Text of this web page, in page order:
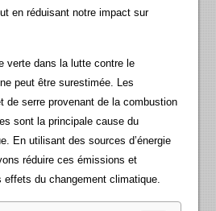
en réduisant notre impact sur
verte dans la lutte contre le
peut être surestimée. Les
de serre provenant de la combustion
sont la principale cause du
En utilisant des sources d’énergie
réduire ces émissions et
du changement climatique.